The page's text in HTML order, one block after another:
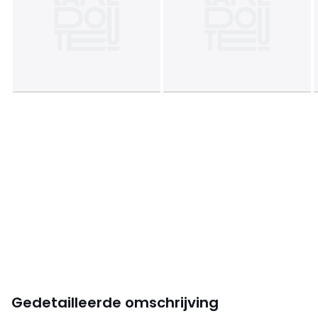
Gedetailleerde omschrijving